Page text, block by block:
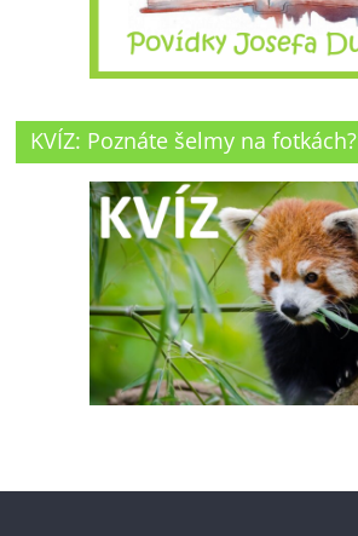
KVÍZ: Poznáte šelmy na fotkách?